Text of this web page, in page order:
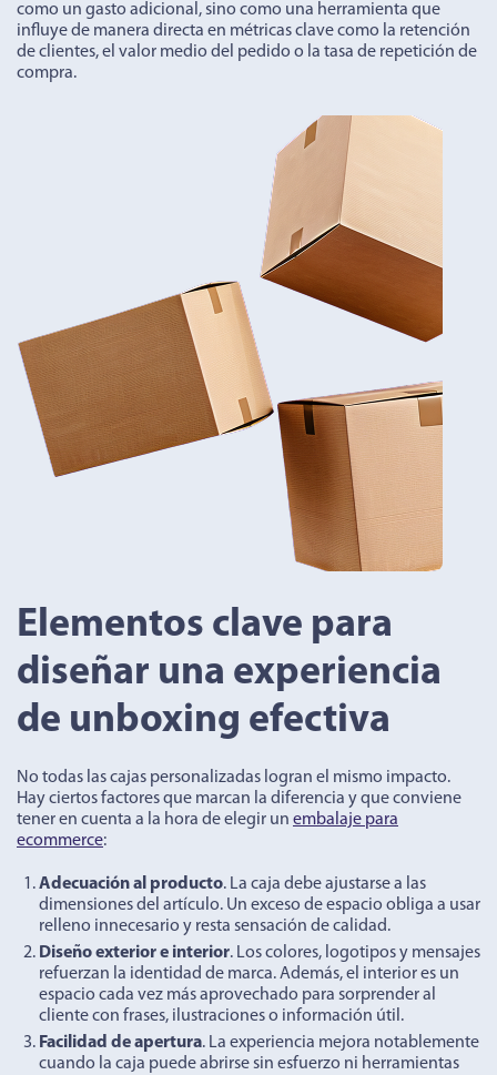
como un gasto adicional, sino como una herramienta que
influye de manera directa en métricas clave como la retención
de clientes, el valor medio del pedido o la tasa de repetición de
compra.
Elementos clave para
diseñar una experiencia
de unboxing efectiva
No todas las cajas personalizadas logran el mismo impacto.
Hay ciertos factores que marcan la diferencia y que conviene
tener en cuenta a la hora de elegir un embalaje para
ecommerce:
Adecuación al producto. La caja debe ajustarse a las
dimensiones del artículo. Un exceso de espacio obliga a usar
relleno innecesario y resta sensación de calidad.
Diseño exterior e interior. Los colores, logotipos y mensajes
refuerzan la identidad de marca. Además, el interior es un
espacio cada vez más aprovechado para sorprender al
cliente con frases, ilustraciones o información útil.
Facilidad de apertura. La experiencia mejora notablemente
cuando la caja puede abrirse sin esfuerzo ni herramientas